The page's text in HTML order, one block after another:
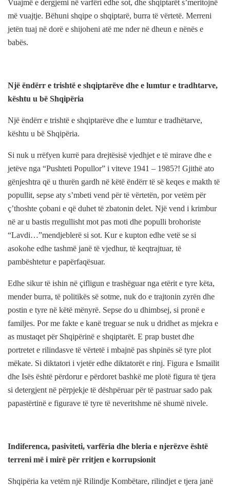
Vuajmë e dergjemi në varfëri edhe sot, dhe shqiptarët s’meritojnë
më vuajtje. Bëhuni shqipe o shqiptarë, burra të vërtetë. Merreni
jetën tuaj në dorë e shijoheni atë me nder në dheun e nënës e
babës.
Një ëndërr e trishtë e shqiptarëve dhe e lumtur e tradhtarve,
kështu u bë Shqipëria
Një ëndërr e trishtë e shqiptarëve dhe e lumtur e tradhëtarve,
kështu u bë Shqipëria.
Si nuk u rrëfyen kurrë para drejtësisë vjedhjet e të mirave dhe e
jetëve nga “Pushteti Popullor” i viteve 1941 – 1985?! Gjithë ato
gënjeshtra që u thurën gardh në këtë ëndërr të së keqes e makth të
popullit, sepse aty s’mbeti vend për të vërtetën, por vetëm për
ç’thoshte çobani e që duhet të zbatonin delet. Një vend i krimbur
në ar u bastis rregullisht mot pas moti dhe populli brohoriste
“Lavdi…”mendjeblerë si sot. Kur e kupton edhe vetë se si
asokohe edhe tashmë janë të vjedhur, të keqtrajtuar, të
pambështetur e papërfaqësuar.
Edhe sikur të ishin në çifligun e trashëguar nga etërit e tyre këta,
mender burra, të politikës së sotme, nuk do e trajtonin zyrën dhe
postin e tyre në këtë mënyrë. Sepse do u dhimbsej, si pronë e
familjes. Por me fakte e kanë treguar se nuk u dridhet as mjekra e
as mustaqet për Shqipërinë e shqiptarët. E prap bustet dhe
portretet e rilindasve të vërtetë i mbajnë pas shpinës së tyre plot
mëkate. Si diktatori i vjetër edhe diktatorët e rinj. Figura e Ismailit
dhe Isës është përdorur e përdoret bashkë me plotë figura të tjera
si detergjent në përpjekje të dëshpëruar për të pastruar sado pak
papastërtinë e figurave të tyre të neveritshme në shumë nivele.
Indiferenca, pasiviteti, varfëria dhe bleria e njerëzve është
terreni më i mirë për rritjen e korrupsionit
Shqipëria ka vetëm një Rilindje Kombëtare, rilindjet e tjera janë